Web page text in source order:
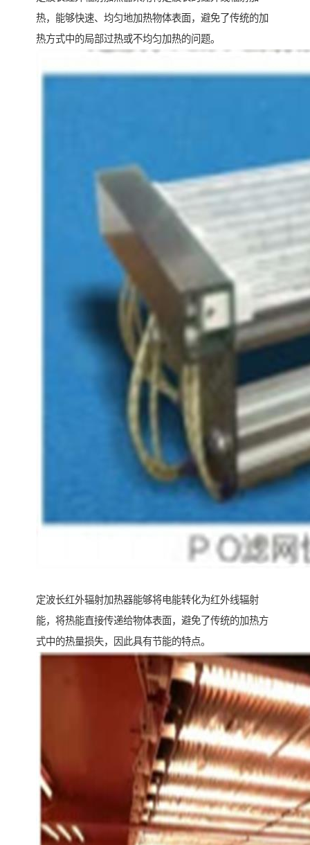
热，能够快速、均匀地加热物体表面，避免了传统的加
热方式中的局部过热或不均匀加热的问题。
定波长红外辐射加热器能够将电能转化为红外线辐射
能，将热能直接传递给物体表面，避免了传统的加热方
式中的热量损失，因此具有节能的特点。